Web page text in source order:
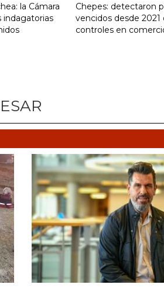
la Cámara
indagatorias
Chepes: detectaron
vencidos desde 2021
controles en